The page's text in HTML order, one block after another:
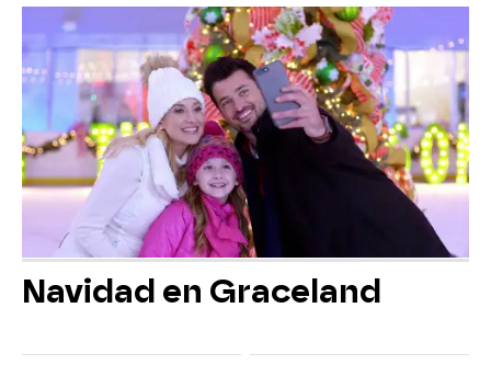
Navidad en Graceland